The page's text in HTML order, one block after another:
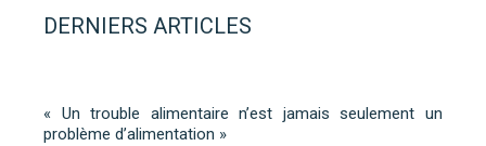
DERNIERS ARTICLES
« Un trouble alimentaire n’est jamais seulement un
problème d’alimentation »